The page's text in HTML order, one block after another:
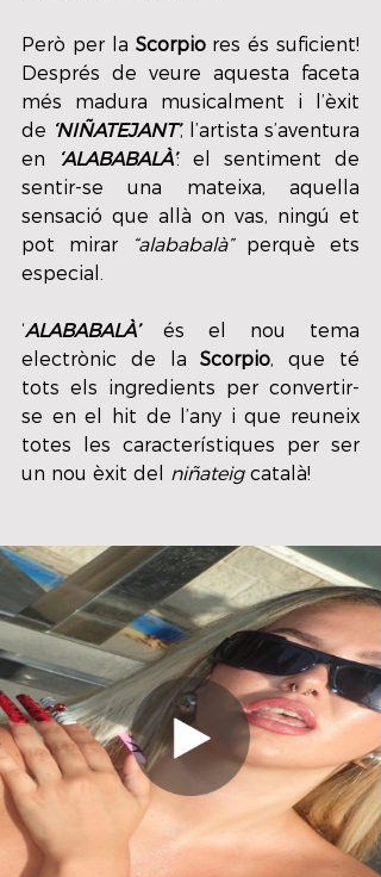
Però per la Scorpio res és suficient!
Després de veure aquesta faceta
més madura musicalment i l’èxit
de ‘NIÑATEJANT’, l’artista s’aventura
en
‘ALABABALÀ’: el sentiment de
sentir-se una mateixa, aquella
sensació que allà on vas, ningú et
pot mirar
“alababalà” perquè ets
especial.
‘ALABABALÀ’ és el nou tema
electrònic de la Scorpio, que té
tots els ingredients per convertir-
se en el hit de l’any i que reuneix
totes les característiques per ser
un nou èxit del niñateig català!